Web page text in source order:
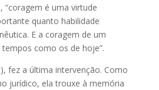
“coragem é uma virtude
quanto habilidade
E a coragem de um
como os de hoje”.
fez a última intervenção. Como
jurídico, ela trouxe à memória